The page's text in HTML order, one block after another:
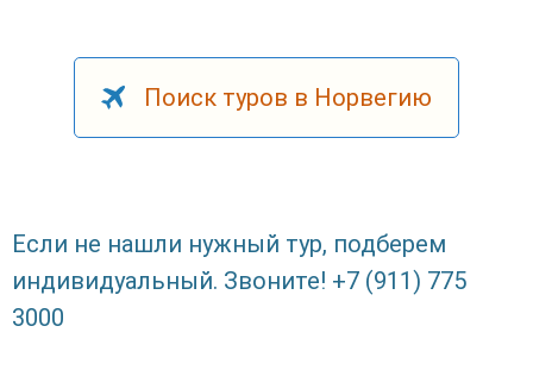
Поиск туров в Норвегию
Если не нашли нужный тур, подберем
индивидуальный. Звоните! +7 (911) 775
3000